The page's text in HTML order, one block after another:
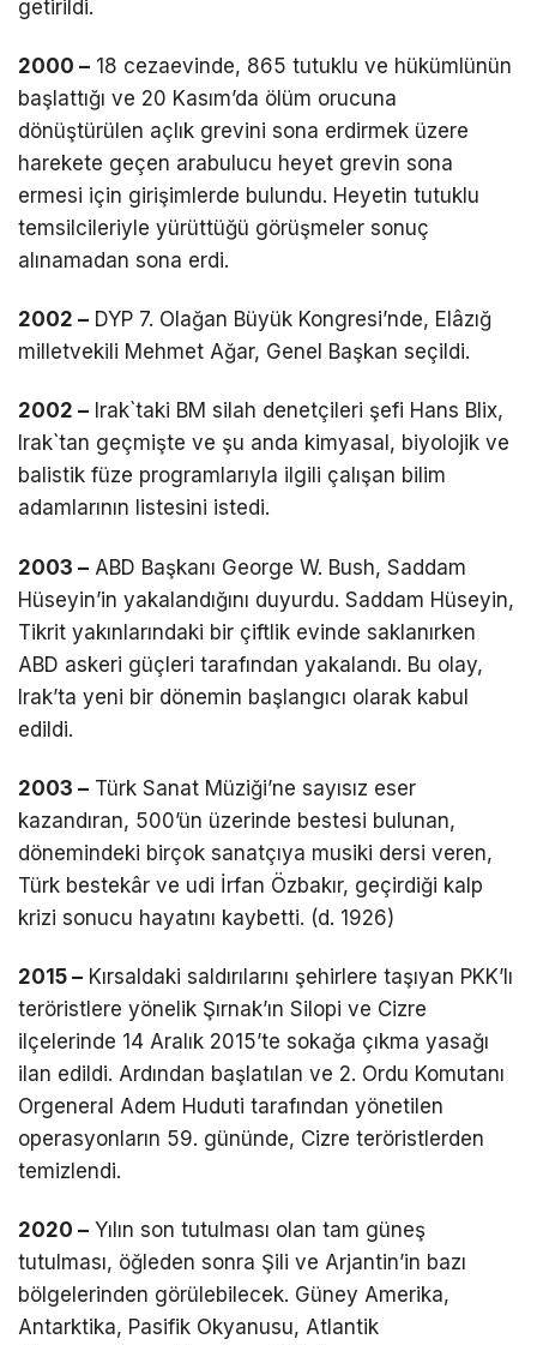
getirildi.
2000 – 18 cezaevinde, 865 tutuklu ve hükümlünün
başlattığı ve 20 Kasım’da ölüm orucuna
dönüştürülen açlık grevini sona erdirmek üzere
harekete geçen arabulucu heyet grevin sona
ermesi için girişimlerde bulundu. Heyetin tutuklu
temsilcileriyle yürüttüğü görüşmeler sonuç
alınamadan sona erdi.
2002 – DYP 7. Olağan Büyük Kongresi’nde, Elâzığ
milletvekili Mehmet Ağar, Genel Başkan seçildi.
2002 – Irak`taki BM silah denetçileri şefi Hans Blix,
Irak`tan geçmişte ve şu anda kimyasal, biyolojik ve
balistik füze programlarıyla ilgili çalışan bilim
adamlarının listesini istedi.
2003 – ABD Başkanı George W. Bush, Saddam
Hüseyin’in yakalandığını duyurdu. Saddam Hüseyin,
Tikrit yakınlarındaki bir çiftlik evinde saklanırken
ABD askeri güçleri tarafından yakalandı. Bu olay,
Irak’ta yeni bir dönemin başlangıcı olarak kabul
edildi.
2003 – Türk Sanat Müziği’ne sayısız eser
kazandıran, 500’ün üzerinde bestesi bulunan,
dönemindeki birçok sanatçıya musiki dersi veren,
Türk bestekâr ve udi İrfan Özbakır, geçirdiği kalp
krizi sonucu hayatını kaybetti. (d. 1926)
2015 – Kırsaldaki saldırılarını şehirlere taşıyan PKK’lı
teröristlere yönelik Şırnak’ın Silopi ve Cizre
ilçelerinde 14 Aralık 2015’te sokağa çıkma yasağı
ilan edildi. Ardından başlatılan ve 2. Ordu Komutanı
Orgeneral Adem Huduti tarafından yönetilen
operasyonların 59. gününde, Cizre teröristlerden
temizlendi.
2020 – Yılın son tutulması olan tam güneş
tutulması, öğleden sonra Şili ve Arjantin’in bazı
bölgelerinden görülebilecek. Güney Amerika,
Antarktika, Pasifik Okyanusu, Atlantik